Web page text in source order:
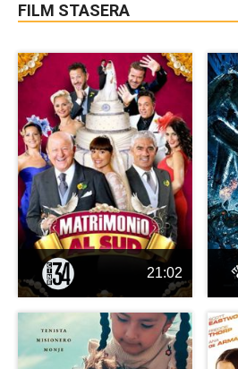
FILM STASERA
21:02